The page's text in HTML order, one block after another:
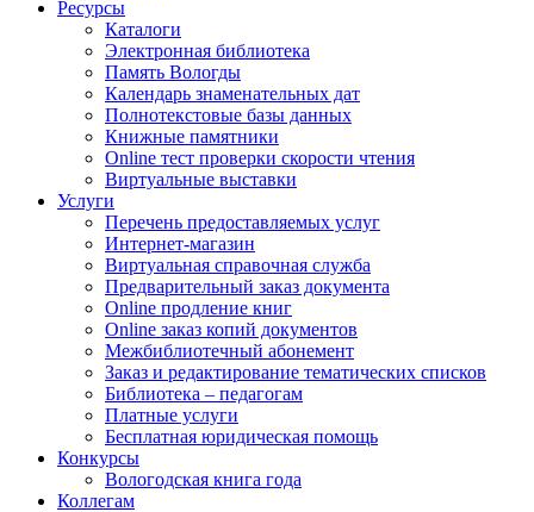
Ресурсы
Каталоги
Электронная библиотека
Память Вологды
Календарь знаменательных дат
Полнотекстовые базы данных
Книжные памятники
Online тест проверки скорости чтения
Виртуальные выставки
Услуги
Перечень предоставляемых услуг
Интернет-магазин
Виртуальная справочная служба
Предварительный заказ документа
Online продление книг
Online заказ копий документов
Межбиблиотечный абонемент
Заказ и редактирование тематических списков
Библиотека – педагогам
Платные услуги
Бесплатная юридическая помощь
Конкурсы
Вологодская книга года
Коллегам